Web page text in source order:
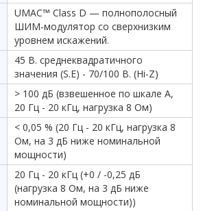
UMAC™ Class D — полнополосный
ШИМ-модулятор со сверхнизким
уровнем искажений.
45 В. среднеквадратичного
значения (S.E) - 70/100 В. (Hi-Z)
> 100 дБ (взвешенное по шкале А,
20 Гц - 20 кГц, нагрузка 8 Ом)
< 0,05 % (20 Гц - 20 кГц, нагрузка 8
Ом, на 3 дБ ниже номинальной
мощности)
20 Гц - 20 кГц (+0 / -0,25 дБ
(нагрузка 8 Ом, на 3 дБ ниже
номинальной мощности))